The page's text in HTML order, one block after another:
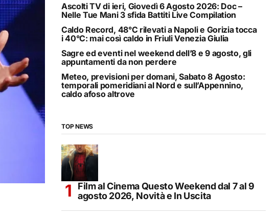
Ascolti TV di ieri, Giovedì 6 Agosto 2026: Doc –
Nelle Tue Mani 3 sfida Battiti Live Compilation
Caldo Record, 48°C rilevati a Napoli e Gorizia tocca
i 40°C: mai così caldo in Friuli Venezia Giulia
Sagre ed eventi nel weekend dell’8 e 9 agosto, gli
appuntamenti da non perdere
Meteo, previsioni per domani, Sabato 8 Agosto:
temporali pomeridiani al Nord e sull’Appennino,
caldo afoso altrove
TOP NEWS
Film al Cinema Questo Weekend dal 7 al 9
agosto 2026, Novità e In Uscita